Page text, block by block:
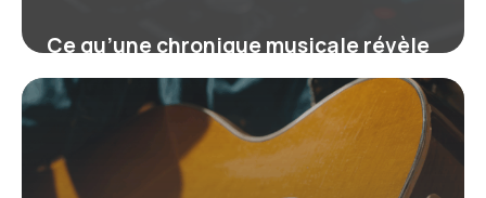
Ce qu’une chronique musicale révèle
sur l’univers sonore actuel
18 juin 2026